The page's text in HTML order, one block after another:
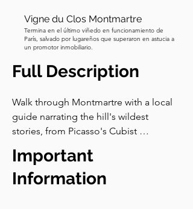
Vigne du Clos Montmartre
Termina en el último viñedo en funcionamiento de
París, salvado por lugareños que superaron en astucia a
un promotor inmobiliario.
Full Description
Walk through Montmartre with a local
guide narrating the hill's wildest
stories, from Picasso's Cubist
the Paris art world. Discover scandal,
art, and revolution on every cobbled
street.
Important
Information